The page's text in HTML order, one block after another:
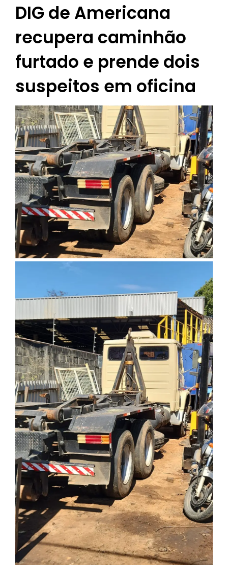
DIG de Americana
recupera caminhão
furtado e prende dois
suspeitos em oficina